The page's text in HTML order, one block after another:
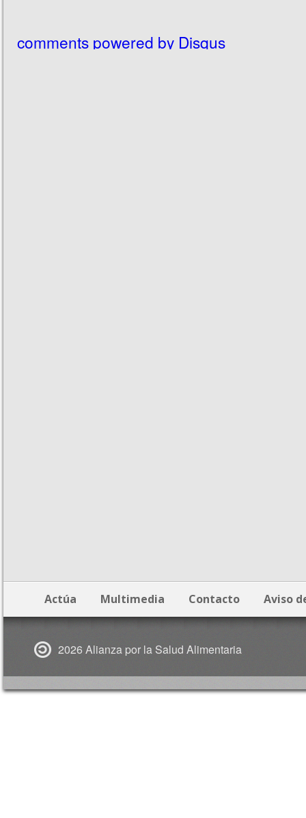
comments powered by Disqus
Actúa Multimedia Contacto Aviso
2026 Alianza por la Salud Alimentaria